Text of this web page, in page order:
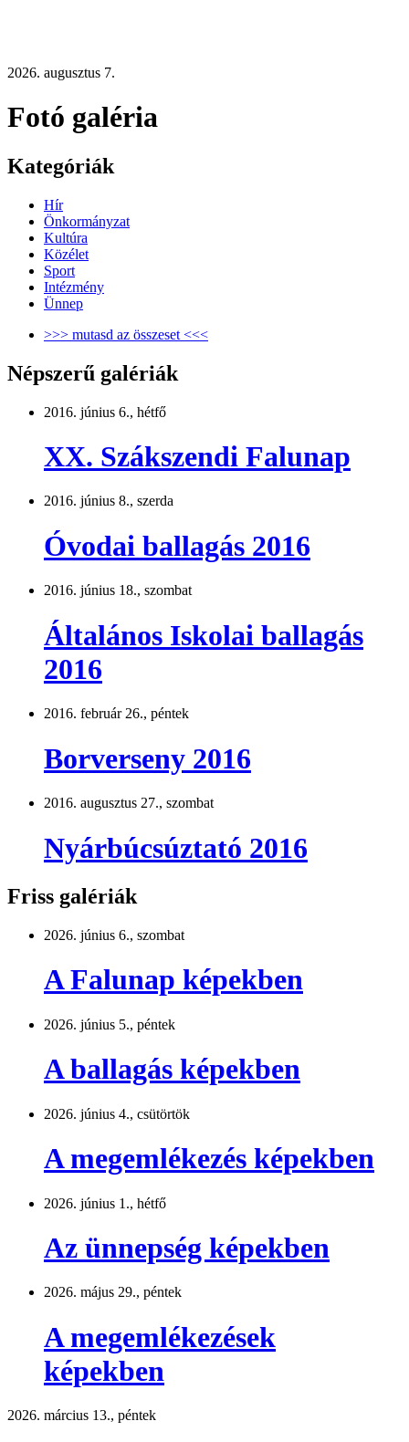
2026. augusztus 7.
Fotó galéria
Kategóriák
Hír
Önkormányzat
Kultúra
Közélet
Sport
Intézmény
Ünnep
>>> mutasd az összeset <<<
Népszerű galériák
2016. június 6., hétfő
XX. Szákszendi Falunap
2016. június 8., szerda
Óvodai ballagás 2016
2016. június 18., szombat
Általános Iskolai ballagás
2016
2016. február 26., péntek
Borverseny 2016
2016. augusztus 27., szombat
Nyárbúcsúztató 2016
Friss galériák
2026. június 6., szombat
A Falunap képekben
2026. június 5., péntek
A ballagás képekben
2026. június 4., csütörtök
A megemlékezés képekben
2026. június 1., hétfő
Az ünnepség képekben
2026. május 29., péntek
A megemlékezések
képekben
2026. március 13., péntek